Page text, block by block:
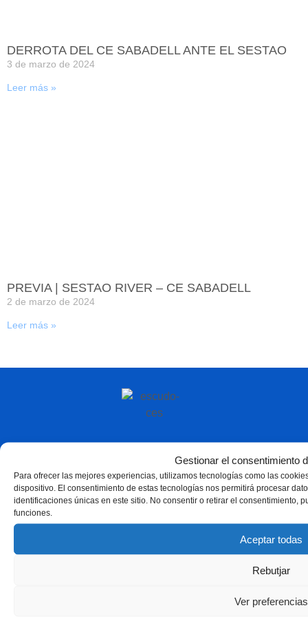
Gestionar el consentimiento
Para ofrecer las mejores experiencias, utilizamos tecnologías como las
dispositivo. El consentimiento de estas tecnologías nos permitirá procesar
identificaciones únicas en este sitio. No consentir o retirar el consentimiento,
funciones.
Aceptar todas
Rebutjar
Ver preferencias
DERROTA DEL CE SABADELL ANTE EL SESTAO
3 de marzo de 2024
Leer más »
PREVIA | SESTAO RIVER – CE SABADELL
2 de marzo de 2024
Leer más »